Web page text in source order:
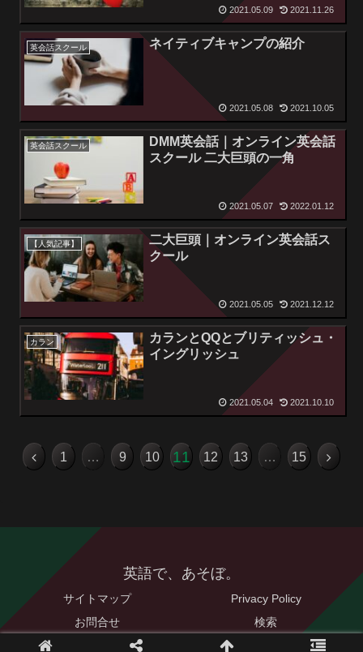
2021.05.09 2021.11.26
英会話スクール ネイティブキャンプの紹介
2021.05.08 2021.10.05
英会話スクール
DMM英会話｜オンライン英会話
スクール 二大巨頭の一角
2021.05.07 2022.01.12
【人気記事】
二大巨頭｜オンライン英会話ス
クール
2021.05.05 2021.12.12
カラン
カランとQQとブリティッシュ・
イングリッシュ
2021.05.04 2021.10.10
1 … 9 10 11 12 13 … 15
英語で、あそぼ。
サイトマップ
Privacy Policy
お問合せ
検索